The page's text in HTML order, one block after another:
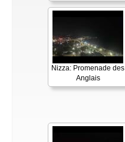
Nizza: Promenade des
Anglais